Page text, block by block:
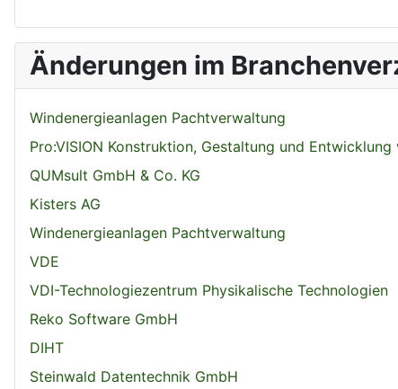
Änderungen im
Windenergieanlagen Pachtverwaltung
Pro:VISION Konstruktion, Gestaltung und
QUMsult GmbH & Co. KG
Kisters AG
Windenergieanlagen Pachtverwaltung
VDE
VDI-Technologiezentrum Physikalische Technologien
Reko Software GmbH
DIHT
Steinwald Datentechnik GmbH